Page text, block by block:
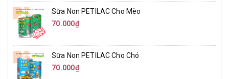
Sữa Non PETILAC Cho Mèo
70.000₫
Sữa Non PETILAC Cho Chó
70.000₫